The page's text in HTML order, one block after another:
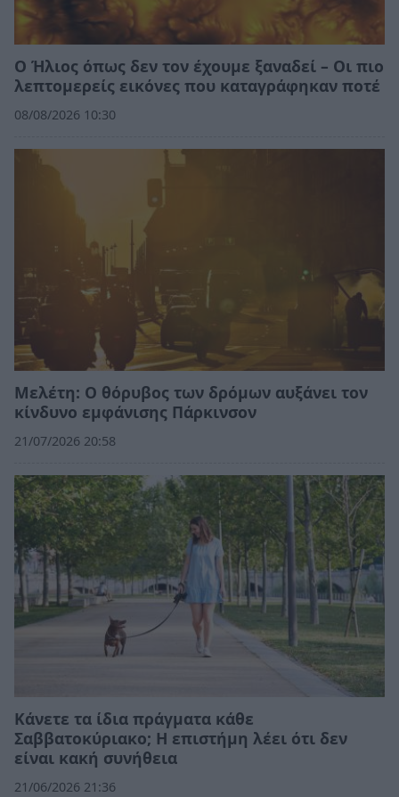
Ο Ήλιος όπως δεν τον έχουμε ξαναδεί – Οι πιο
λεπτομερείς εικόνες που καταγράφηκαν ποτέ
08/08/2026 10:30
Μελέτη: Ο θόρυβος των δρόμων αυξάνει τον
κίνδυνο εμφάνισης Πάρκινσον
21/07/2026 20:58
Κάνετε τα ίδια πράγματα κάθε
Σαββατοκύριακο; Η επιστήμη λέει ότι δεν
είναι κακή συνήθεια
21/06/2026 21:36